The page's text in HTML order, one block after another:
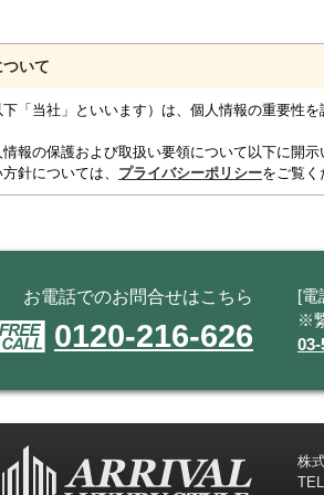
いて
「当社」といいます）は、個人情報の重要性
報の保護および取扱い要領について以下に開示
針については、 プライバシーポリシーをご覧く
お電話でのお問合せはこちら
0120-216-626
[電
※
03-
株